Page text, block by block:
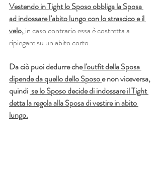
Vestendo in Tight lo Sposo obbliga la Sposa
ad indossare l’abito lungo con lo strascico e il
velo, in caso contrario essa è costretta a
ripiegare su un abito corto.
Da ciò puoi dedurre che l'outfit della Sposa
dipende da quello dello Sposo e non viceversa,
quindi se lo Sposo decide di indossare il Tight
detta la regola alla Sposa di vestire in abito
lungo.